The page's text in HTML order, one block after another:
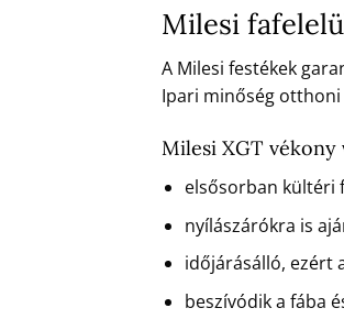
Milesi
A Milesi festékek
Ipari minőség
Milesi XGT vékony
elsősorban kültéri
nyílászárókra is
időjárásálló, ezért
beszívódik a fába